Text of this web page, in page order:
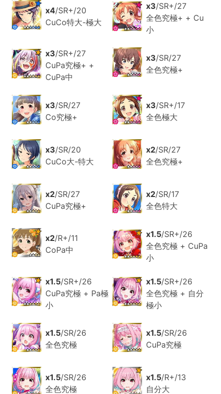
x4/SR+/20
CuCo特大-極大
x3/SR+/27
全色究極+ + Cu
小
x3/SR+/27
CuPa究極+ +
CuPa中
x3/SR/27
全色究極+
x3/SR/27
Co究極+
x3/SR+/17
全色極大
x3/SR/20
CuCo大-特大
x2/SR/27
全色究極+
x2/SR/27
CuPa究極+
x2/SR/17
全色特大
x2/R+/11
CoPa中
x1.5/SR+/26
全色究極 + CuPa
小
x1.5/SR+/26
CuPa究極 + Pa極
小
x1.5/SR+/26
全色究極 + 自分
極小
x1.5/SR/26
全色究極
x1.5/SR/26
CuPa究極
x1.5/SR/26
全色究極
x1.5/R+/13
自分大